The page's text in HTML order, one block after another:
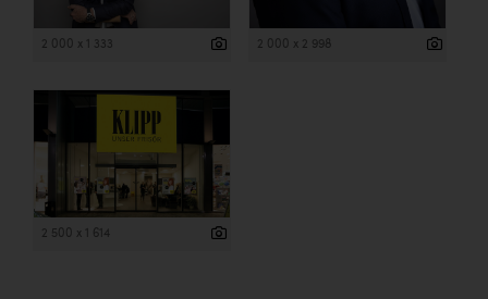
2 000 x 1 333 2 000 x 2 998
2 500 x 1 614